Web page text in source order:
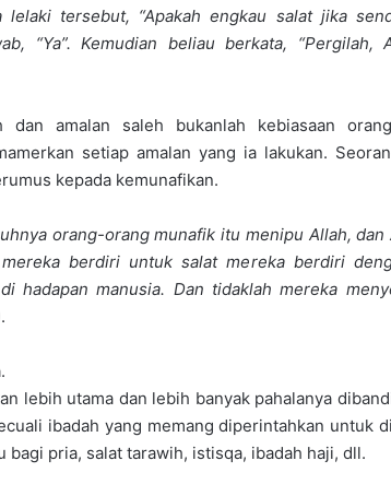
lelaki tersebut, “Apakah engkau salat jika
“Ya”. Kemudian beliau berkata, “Pergilah,
dan amalan saleh bukanlah kebiasaan
setiap amalan yang ia lakukan.
kepada kemunafikan.
orang-orang munafik itu menipu Allah, dan
berdiri untuk salat mereka berdiri
hadapan manusia. Dan tidaklah mereka
lebih utama dan lebih banyak pahalanya
ibadah yang memang diperintahkan untuk
pria, salat tarawih, istisqa, ibadah haji, dll.